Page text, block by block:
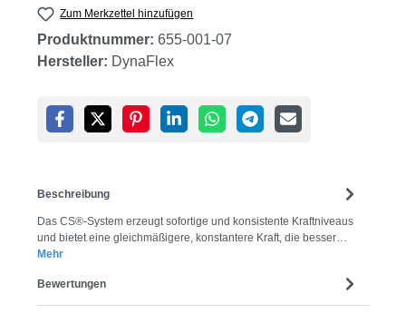
Zum Merkzettel hinzufügen
Produktnummer: 655-001-07
Hersteller: DynaFlex
Beschreibung
Das CS®-System erzeugt sofortige und konsistente Kraftniveaus
und bietet eine gleichmäßigere, konstantere Kraft, die besser…
Mehr
Bewertungen